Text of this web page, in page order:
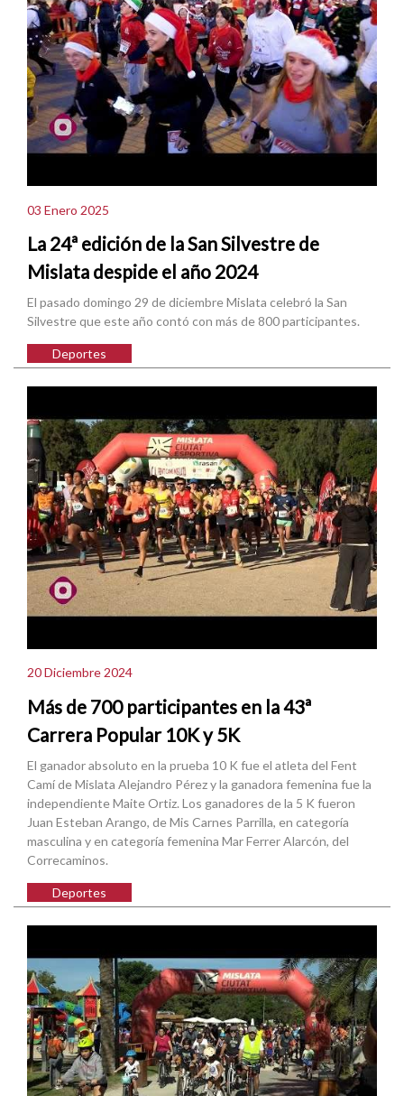
03 Enero 2025
La 24ª edición de la San Silvestre de
Mislata despide el año 2024
El pasado domingo 29 de diciembre Mislata celebró la San
Silvestre que este año contó con más de 800 participantes.
Deportes
20 Diciembre 2024
Más de 700 participantes en la 43ª
Carrera Popular 10K y 5K
El ganador absoluto en la prueba 10 K fue el atleta del Fent
Camí de Mislata Alejandro Pérez y la ganadora femenina fue la
independiente Maite Ortiz. Los ganadores de la 5 K fueron
Juan Esteban Arango, de Mis Carnes Parrilla, en categoría
masculina y en categoría femenina Mar Ferrer Alarcón, del
Correcaminos.
Deportes